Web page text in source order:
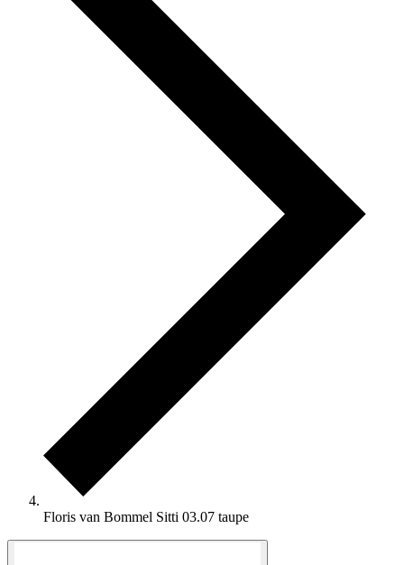
Floris van Bommel Sitti 03.07 taupe